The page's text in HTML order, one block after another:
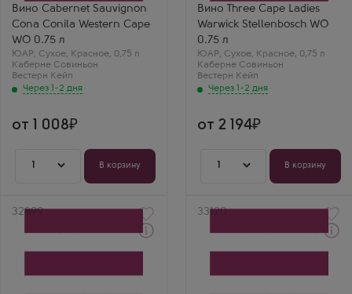
Вино Cabernet Sauvignon
Cona Conila Western Cape
WO 0.75 л
ЮАР, Сухое, Красное, 0,75 л
Каберне Совиньон
Вестерн Кейп
Через 1-2 дня
Каберне Совиньон
Страна
ЮАР
Регион
Вестерн Кейп
от 1 008
1 В корзину
Вино Three Cape Ladies
Warwick Stellenbosch WO
0.75 л
ЮАР, Сухое, Красное, 0,75 л
Каберне Совиньон
Вестерн Кейп
Через 1-2 дня
Каберне Совиньон
Страна
ЮАР
Регион
Вестерн
Кейп, Стелленбош
от 2 194
1 В корзину
Артикул
32899
Леди Ворвик Истейт
Артикул
33120
Производитель